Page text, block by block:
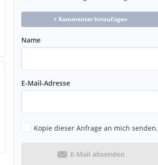
+ Kommentar hinzufügen
Name
E-Mail-Adresse
Kopie dieser Anfrage an mich senden.
E-Mail absenden